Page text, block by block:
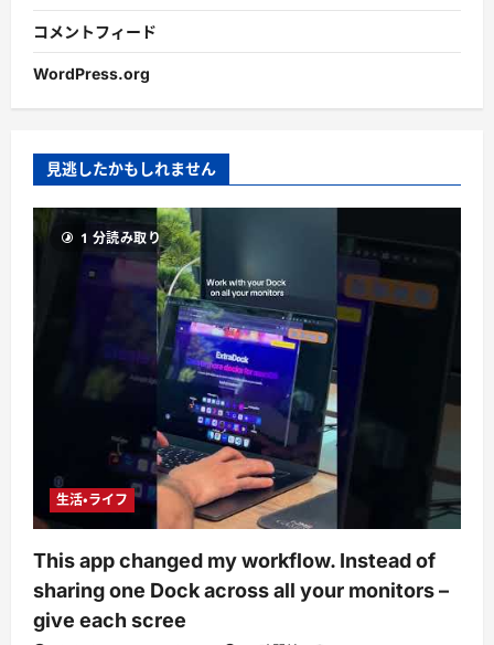
コメントフィード
WordPress.org
見逃したかもしれません
1 分読み取り
生活・ライフ
This app changed my workflow. Instead of
sharing one Dock across all your monitors –
give each scree